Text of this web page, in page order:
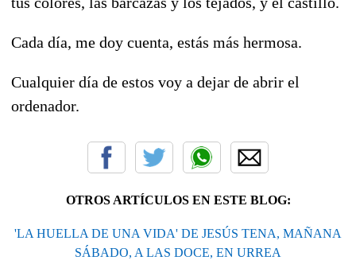
Cada día, me doy cuenta, estás más hermosa.
Cualquier día de estos voy a dejar de abrir el
ordenador.
OTROS ARTÍCULOS EN ESTE BLOG:
'LA HUELLA DE UNA VIDA' DE JESÚS TENA, MAÑANA
SÁBADO, A LAS DOCE, EN URREA